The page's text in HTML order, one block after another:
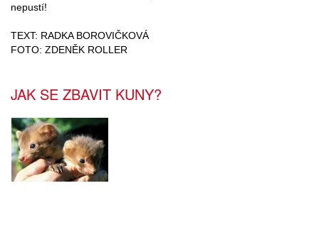
nepustí!
TEXT: RADKA BOROVIČKOVÁ
FOTO: ZDENĚK ROLLER
JAK SE ZBAVIT KUNY?